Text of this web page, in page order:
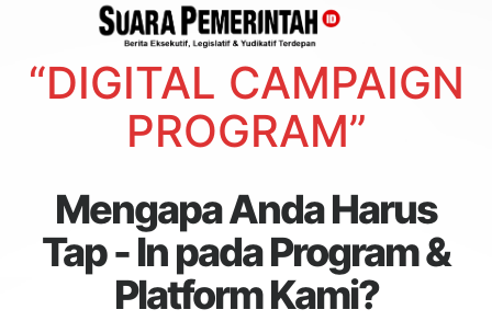
“DIGITAL CAMPAIGN
PROGRAM”
Mengapa Anda Harus
Tap - In pada Program &
Platform Kami?